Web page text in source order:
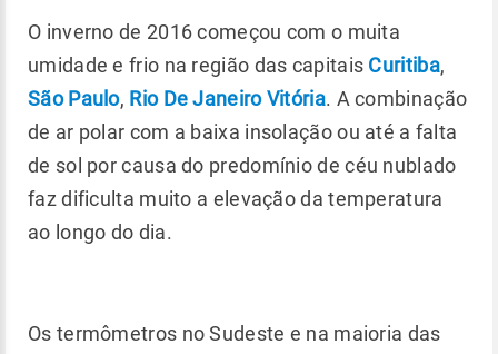
O inverno de 2016 começou com o muita
umidade e frio na região das capitais Curitiba,
São Paulo, Rio De Janeiro Vitória. A combinação
de ar polar com a baixa insolação ou até a falta
de sol por causa do predomínio de céu nublado
faz dificulta muito a elevação da temperatura
ao longo do dia.
Os termômetros no Sudeste e na maioria das